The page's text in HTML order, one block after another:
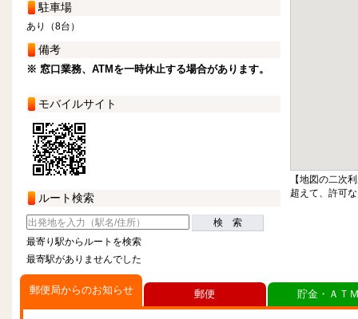
駐車場
あり（8台）
備考
※ 窓口業務、ATMを一時休止する場合があります。
モバイルサイト
ルート検索
検 索
最寄り駅からルートを検索
最寄駅がありませんでした
【地図の二次
超えて、許可
郵便局からのお知らせ 郵便 貯金・ＡＴ